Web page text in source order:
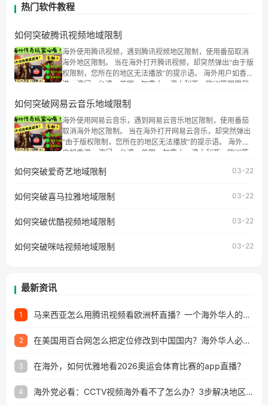
热门软件教程
如何突破腾讯视频地域限制
海外使用腾讯视频，遇到腾讯视频地区限制，使用番茄取消
海外地区限制。 当在海外打开腾讯视频，却突然弹出“由于版
权限制，您所在的地区无法播放”的提示语。 海外用户如香
港、澳门、台湾、美国、加拿大、澳大利亚、欧洲等国家和
权限制问题，且仅能在中国大陆地区播放。 遇到这个问题的
朋友们，使用番茄回国加速器，即可解决「海外用户收听腾
讯视频地区版权限制」的问题，无论人在香港、澳门、台
湾、美国、加拿大、澳大利亚、欧洲等国家和地区工作、留
学、定居等，都可以使用，不再因地区和版权限制所困扰。
如何突破网易云音乐地域限制
海外使用网易云音乐，遇到网易云音乐地区限制，使用番茄
取消海外地区限制。 当在海外打开网易云音乐，却突然弹出
“由于版权限制，您所在的地区无法播放”的提示语。 海外用
户如香港、澳门、台湾、美国、加拿大、澳大利亚、欧洲等
地区及版权限制问题，且仅能在中国大陆地区播放。 遇到这
户收听网易云音乐地区版权限制」的问题，无论人在香港、
工作、留学、定居等，都可以使用，不再因地区和版权限制
所困扰。
如何突破爱奇艺地域限制 03-22
如何突破喜马拉雅地域限制 03-22
如何突破优酷视频地域限制 03-22
如何突破咪咕视频地域限制 03-22
最新资讯
1 马来西亚怎么用腾讯视频看欧洲杯直播？一个海外华人的真实困扰与破解
2 在美国用百合网怎么把定位修改到中国国内？海外华人必备的回国加速指南
3 在海外，如何优雅地看2026奥运会体育比赛的app直播？
4 海外党必看：CCTV视频海外看不了怎么办？3步解决地区限制+追剧自由